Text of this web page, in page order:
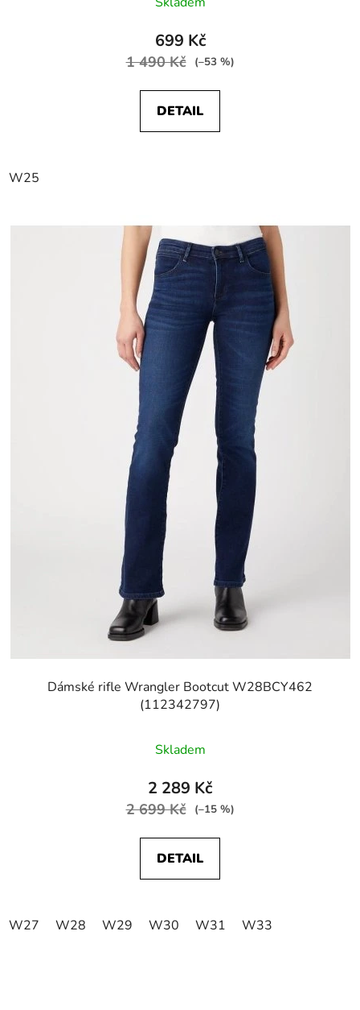
699 Kč
1 490 Kč (–53 %)
DETAIL
W25
Dámské rifle Wrangler Bootcut W28BCY462
(112342797)
Skladem
2 289 Kč
2 699 Kč (–15 %)
DETAIL
W27 W28 W29 W30 W31 W33